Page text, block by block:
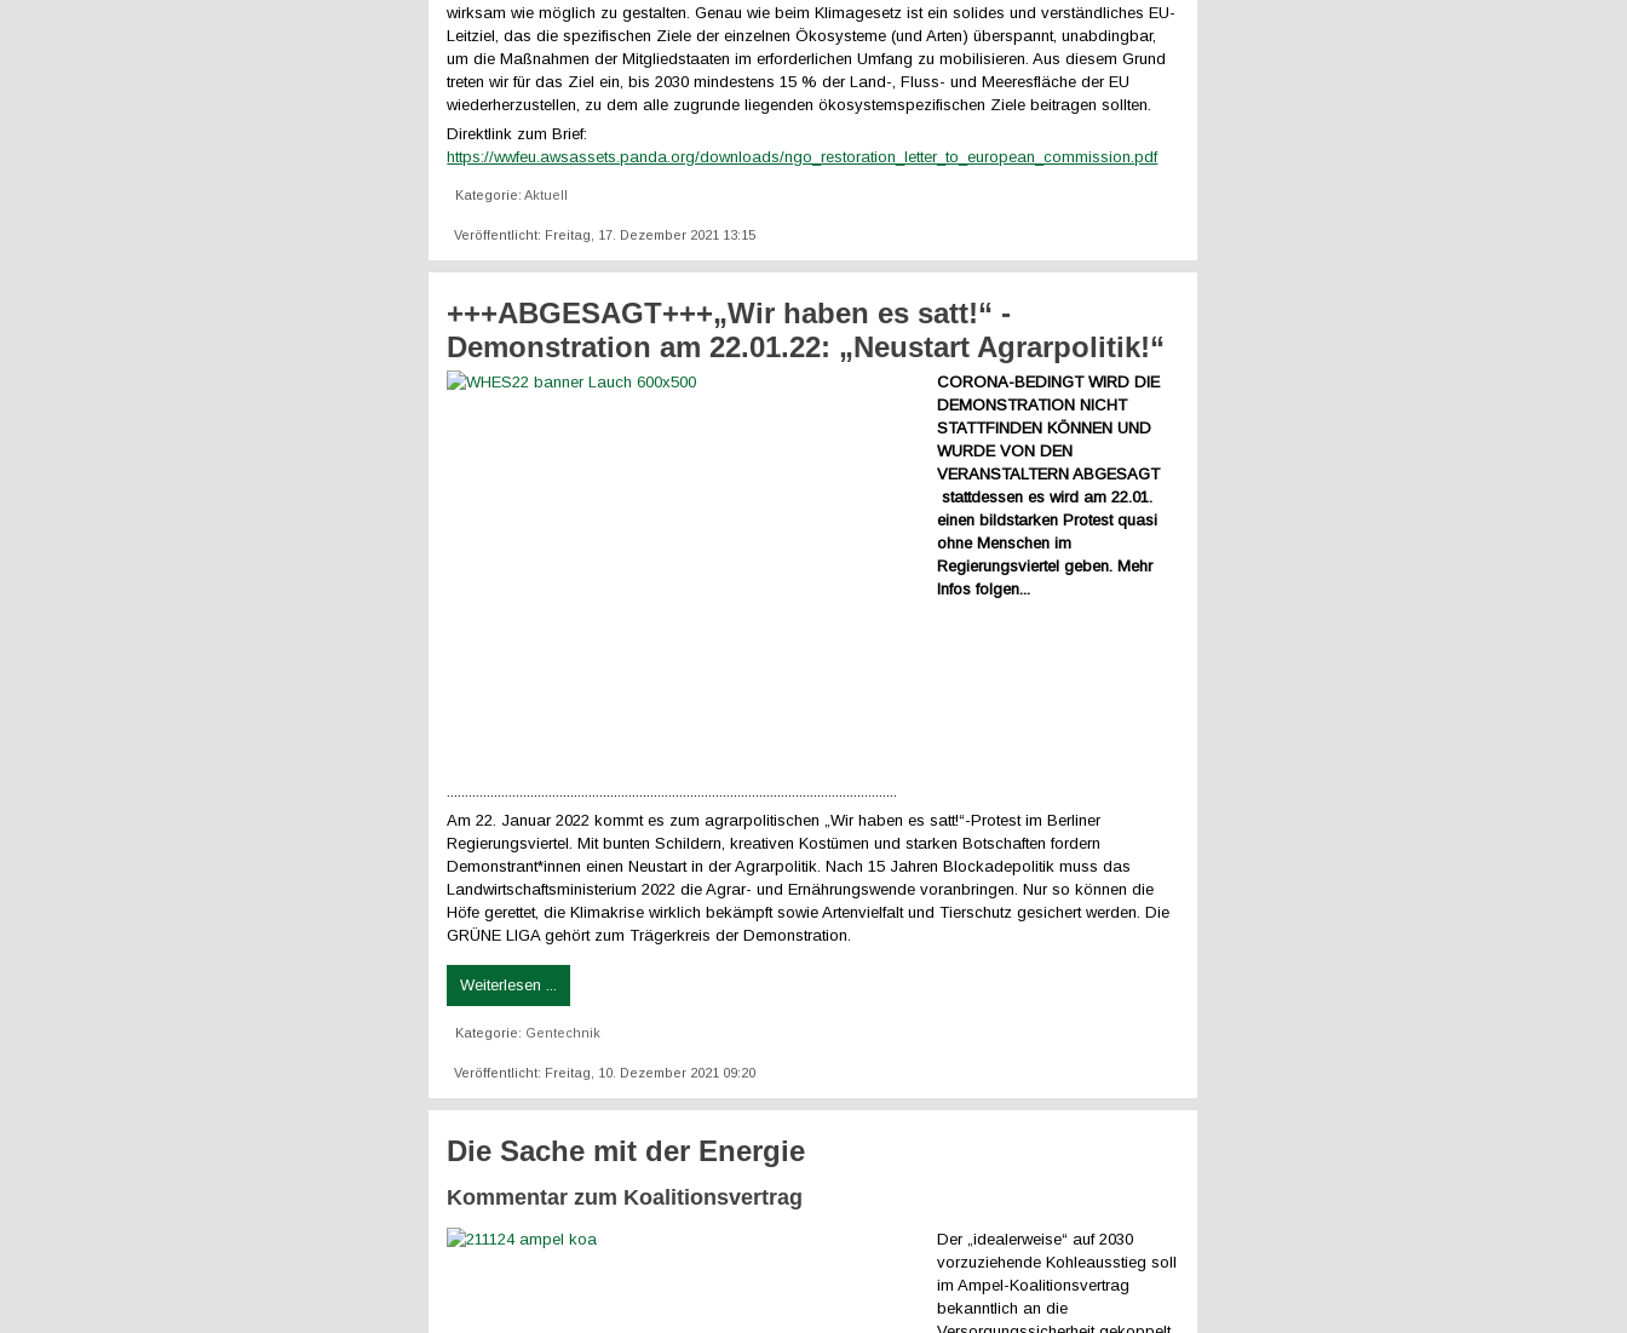
wirksam wie möglich zu gestalten. Genau wie beim Klimagesetz ist ein solides und verständliches EU-
Leitziel, das die spezifischen Ziele der einzelnen Ökosysteme (und Arten) überspannt, unabdingbar,
um die Maßnahmen der Mitgliedstaaten im erforderlichen Umfang zu mobilisieren. Aus diesem Grund
treten wir für das Ziel ein, bis 2030 mindestens 15 % der Land-, Fluss- und Meeresfläche der EU
wiederherzustellen, zu dem alle zugrunde liegenden ökosystemspezifischen Ziele beitragen sollten.
Direktlink zum Brief:
https://wwfeu.awsassets.panda.org/downloads/ngo_restoration_letter_to_european_commission.pdf
Kategorie:Aktuell
Veröffentlicht: Freitag, 17. Dezember 2021 13:15
+++ABGESAGT+++„Wir haben es satt!“ -
Demonstration am 22.01.22: „Neustart Agrarpolitik!“
CORONA-BEDINGT WIRD DIE
DEMONSTRATION NICHT
STATTFINDEN KÖNNEN UND
WURDE VON DEN
VERANSTALTERN ABGESAGT
stattdessen es wird am 22.01.
einen bildstarken Protest quasi
ohne Menschen im
Regierungsviertel geben. Mehr
Infos folgen...
............................................................................................................................
Am 22. Januar 2022 kommt es zum agrarpolitischen „Wir haben es satt!“-Protest im Berliner
Regierungsviertel. Mit bunten Schildern, kreativen Kostümen und starken Botschaften fordern
Demonstrant*innen einen Neustart in der Agrarpolitik. Nach 15 Jahren Blockadepolitik muss das
Landwirtschaftsministerium 2022 die Agrar- und Ernährungswende voranbringen. Nur so können die
Höfe gerettet, die Klimakrise wirklich bekämpft sowie Artenvielfalt und Tierschutz gesichert werden. Die
GRÜNE LIGA gehört zum Trägerkreis der Demonstration.
Weiterlesen ...
Kategorie: Gentechnik
Veröffentlicht: Freitag, 10. Dezember 2021 09:20
Die Sache mit der Energie
Kommentar zum Koalitionsvertrag
Der „idealerweise“ auf 2030
vorzuziehende Kohleausstieg soll
im Ampel-Koalitionsvertrag
bekanntlich an die